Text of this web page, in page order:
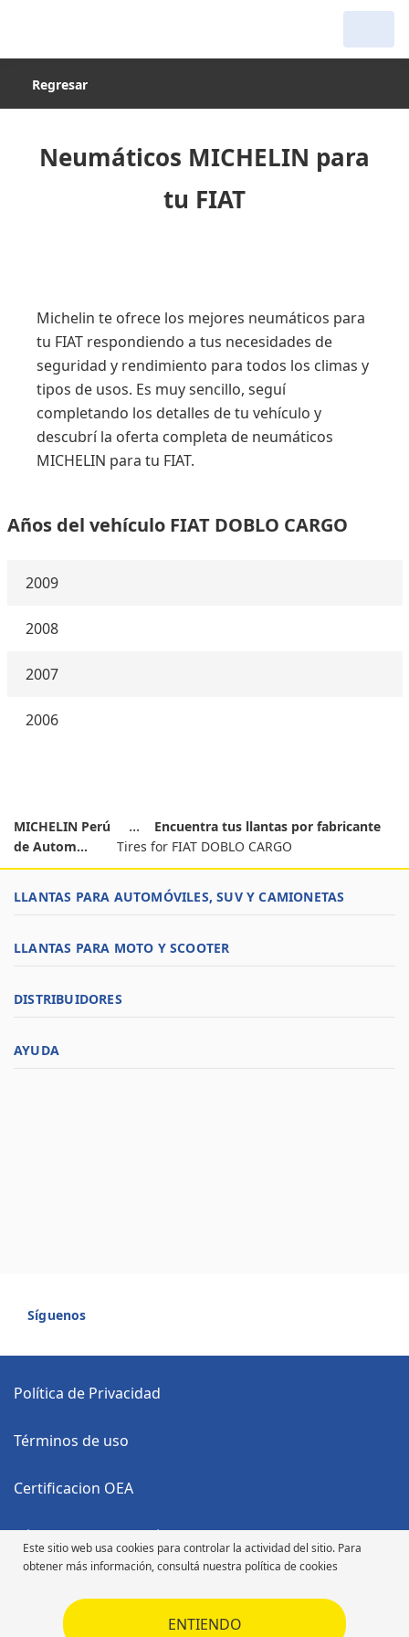
Este sitio web usa cookies para controlar la actividad del sitio. Para
obtener más información, consultá nuestra política de cookies
ENTIENDO
Regresar
Neumáticos MICHELIN para
tu FIAT
Michelin te ofrece los mejores neumáticos para
tu FIAT respondiendo a tus necesidades de
seguridad y rendimiento para todos los climas y
tipos de usos. Es muy sencillo, seguí
completando los detalles de tu vehículo y
descubrí la oferta completa de neumáticos
MICHELIN para tu FIAT.
Años del vehículo FIAT DOBLO CARGO
2009
2008
2007
2006
MICHELIN Perú
Encuentra tus llantas por fabricante
de Autom...
Tires for FIAT DOBLO CARGO
LLANTAS PARA AUTOMÓVILES, SUV Y CAMIONETAS
LLANTAS PARA MOTO Y SCOOTER
DISTRIBUIDORES
AYUDA
Síguenos
Política de Privacidad
Términos de uso
Certificacion OEA
Código Anticorrupción
Código de Ética